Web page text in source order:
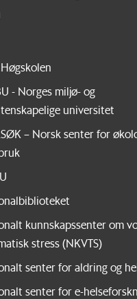
- Norges miljø- og
universitet
– Norsk senter for
kunnskapssenter om
stress (NKVTS)
senter for aldring og
senter for e-